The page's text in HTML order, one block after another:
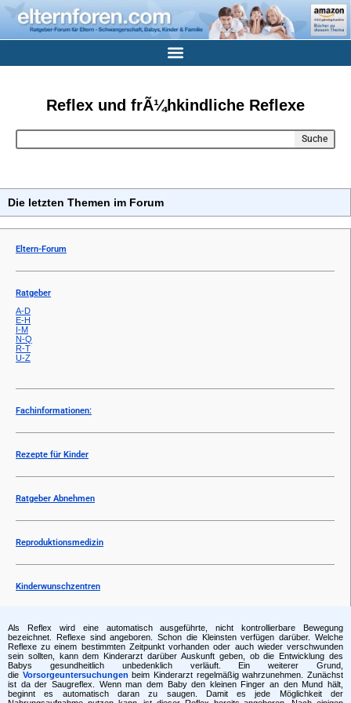
Reflex und frÃ¼hkindliche Reflexe
Suche
Die letzten Themen im Forum
Eltern-Forum
Ratgeber
A-D
E-H
I-M
N-Q
R-T
U-Z
Fachinformationen:
Rezepte für Kinder
Ratgeber Abnehmen
Reproduktionsmedizin
Kinderwunschzentren
Als Reflex wird eine automatisch ausgeführte, nicht kontrollierbare Bewegung
bezeichnet. Reflexe sind angeboren. Schon die Kleinsten verfügen darüber. Welche
Reflexe zu einem bestimmten Zeitpunkt vorhanden oder auch wieder verschwunden
sein sollten, kann dem Kinderarzt darüber Auskunft geben, ob die Entwicklung des
Babys gesundheitlich unbedenklich verläuft. Ein weiterer Grund,
die Vorsorgeuntersuchungen beim Kinderarzt regelmäßig wahrzunehmen. Zunächst
ist da der Saugreflex. Wenn man dem Baby den kleinen Finger an den Mund hält,
beginnt es automatisch daran zu saugen. Damit es jede Möglichkeit der